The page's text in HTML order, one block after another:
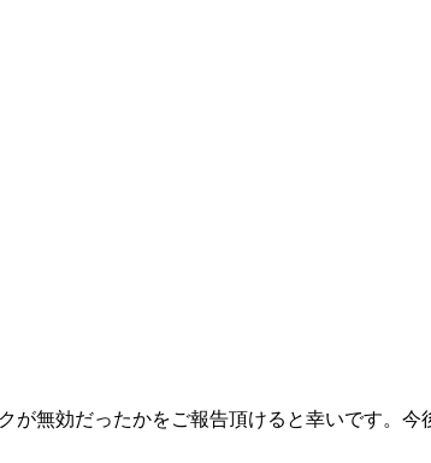
無効だったかをご報告頂けると幸いです。